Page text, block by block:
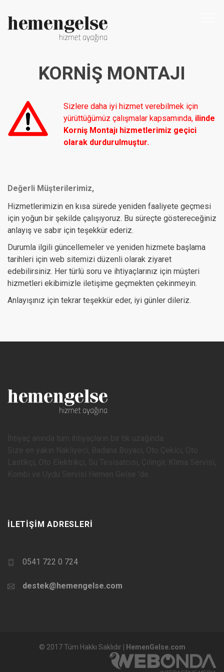
KORNIŞ MONTAJI
Sizlere daha iyi hizmet verebilmek için
yürüttüğümüz çalışmalar kapsamında, ilinde
Korniş Montajı hizmetlerimiz geçici
olarak durdurulmuştur.
Değerli Müşterilerimiz,
Hizmetlerimizin en kısa sürede yeniden faaliyete geçmesi
için yoğun bir şekilde çalışıyoruz. Bu süreçte göstereceğiniz
anlayış ve sabır için teşekkür ederiz.
Durumla ilgili güncellemeler ve yeniden hizmete başlama
tarihleri için web sitemizi düzenli olarak ziyaret
edebilirsiniz. Her türlü soru ve ihtiyaçlarınız için müşteri
hizmetleri ekibimizle iletişime geçmekten çekinmeyin.
Anlayışınız için tekrar teşekkür eder, iyi günler dileriz.
İLETIŞIM ADRESLERI
0541 722 0 724
destek@hemengelse.com
© 2017 Tüm Hakkı Saklıdır | HemenGelse.com